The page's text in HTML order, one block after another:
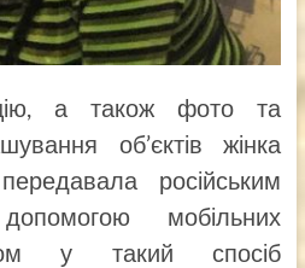
а також фото та
об’єктів жінка
російським
мобільних
у такий спосіб